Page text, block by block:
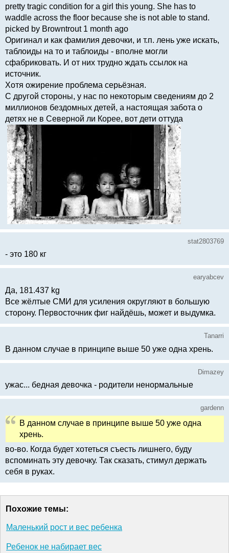
pretty tragic condition for a girl this young. She has to
waddle across the floor because she is not able to stand.
picked by Browntrout 1 month ago
Оригинал и как фамилия девочки, и т.п. лень уже искать,
таблоиды на то и таблоиды - вполне могли
сфабриковать. И от них трудно ждать ссылок на
источник.
Хотя ожирение проблема серьёзная.
С другой стороны, у нас по некоторым сведениям до 2
миллионов бездомных детей, а настоящая забота о
детях не в Северной ли Корее, вот дети оттуда
stat2803769
- это 180 кг
earyabcev
Да, 181.437 kg
Все жёлтые СМИ для усиления округляют в большую
сторону. Первосточник фиг найдёшь, может и выдумка.
Tanarri
В данном случае в принципе выше 50 уже одна хрень.
Dimazey
ужас... бедная девочка - родители ненормальные
gardenn
В данном случае в принципе выше 50 уже одна
хрень.
во-во. Когда будет хотеться съесть лишнего, буду
вспоминать эту девочку. Так сказать, стимул держать
себя в руках.
Похожие темы:
Маленький рост и вес ребенка
Ребенок не набирает вес